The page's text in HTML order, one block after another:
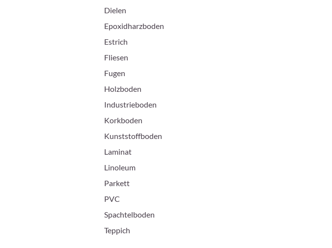
Dielen
Epoxidharzboden
Estrich
Fliesen
Fugen
Holzboden
Industrieboden
Korkboden
Kunststoffboden
Laminat
Linoleum
Parkett
PVC
Spachtelboden
Teppich